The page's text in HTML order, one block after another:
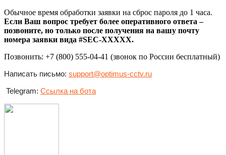
Обычное время обработки заявки на сброс пароля до 1 часа.
Если Ваш вопрос требует более оперативного ответа –
позвоните, но только после получения на вашу почту
номера заявки вида #SEC-XXXXX.
Позвонить: +7 (800) 555-04-41 (звонок по России бесплатный)
Написать письмо: support@optimus-cctv.ru
Telegram: Ссылка на бота